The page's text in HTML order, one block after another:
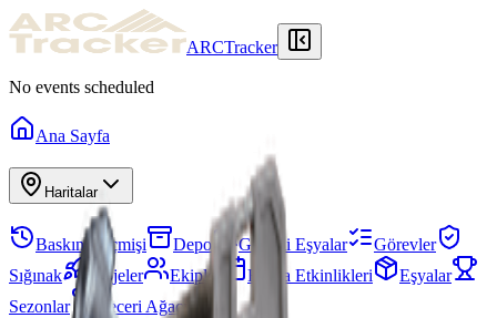
ARCTracker
No events scheduled
Ana Sayfa
Haritalar
Baskın Geçmişi Depo Gerekli Eşyalar
Görevler
Sığınak
Projeler Ekipler Harita Etkinlikleri
Eşyalar
Sezonlar
Beceri Ağacı